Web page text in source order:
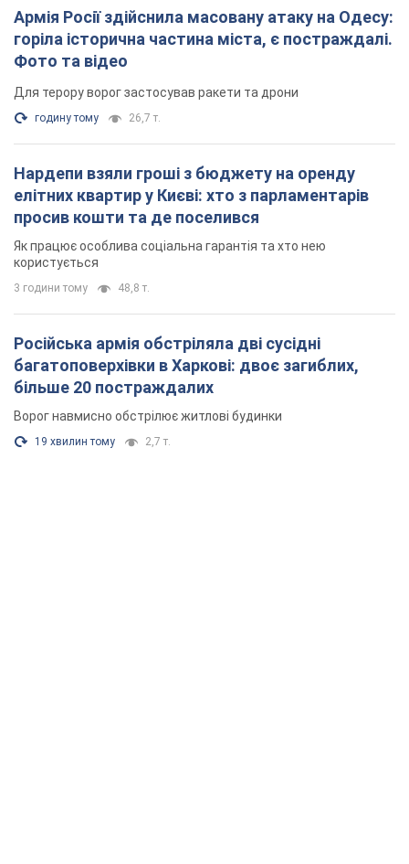
Армія Росії здійснила масовану атаку на Одесу:
горіла історична частина міста, є постраждалі.
Фото та відео
Для терору ворог застосував ракети та дрони
годину тому 26,7 т.
Нардепи взяли гроші з бюджету на оренду
елітних квартир у Києві: хто з парламентарів
просив кошти та де поселився
Як працює особлива соціальна гарантія та хто нею
користується
3 години тому 48,8 т.
Російська армія обстріляла дві сусідні
багатоповерхівки в Харкові: двоє загиблих,
більше 20 постраждалих
Ворог навмисно обстрілює житлові будинки
19 хвилин тому 2,7 т.